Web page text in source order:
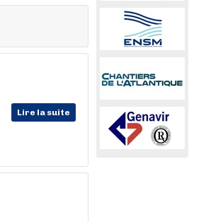
Lire la suite